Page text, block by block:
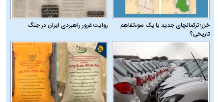
خزر؛ ترکمانچای جدید یا یک سوءتفاهم
تاریخی؟
روایت غرور راهبردی ایران در جنگ